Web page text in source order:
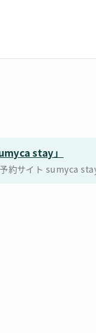
stay」
約サイト sumyca